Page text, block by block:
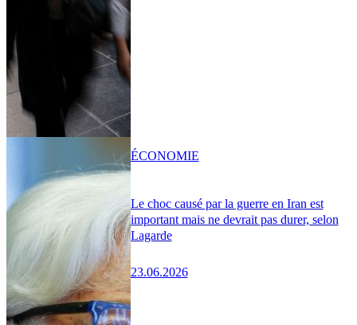
Le choc causé par la guerre en Iran est
important mais ne devrait pas durer, selon
Lagarde
23.06.2026
ÉCONOMIE